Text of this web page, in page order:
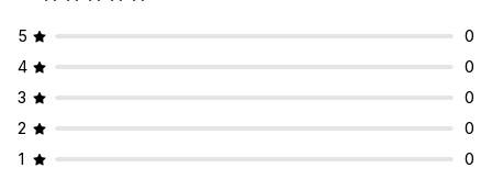
5
0
4
0
3
0
2
0
1
0